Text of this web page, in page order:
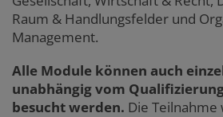
Raum & Handlungsfelder und
Management.
Alle Module können auch
unabhängig vom
besucht werden. Die